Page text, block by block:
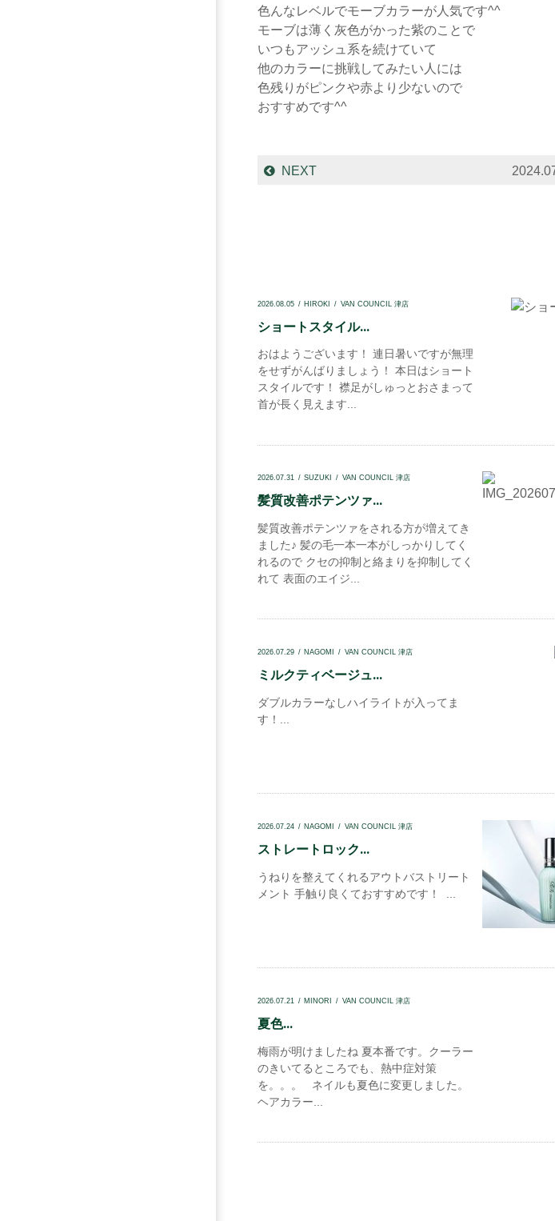
色んなレベルでモーブカラーが人気です^^
モーブは薄く灰色がかった紫のことで
いつもアッシュ系を続けていて
他のカラーに挑戦してみたい人には
色残りがピンクや赤より少ないので
おすすめです^^
NEXT
2026.08.05 HIROKI VAN COUNCIL 津店
ショートスタイル...
おはようございます！ 連日暑いですが無理
をせずがんばりましょう！ 本日はショート
スタイルです！ 襟足がしゅっとおさまって
首が長く見えます...
2026.07.31 SUZUKI VAN COUNCIL 津店
髪質改善ポテンツァ...
髪質改善ポテンツァをされる方が増えてき
ました♪ 髪の毛一本一本がしっかりしてく
れるので クセの抑制と絡まりを抑制してく
れて 表面のエイジ...
2026.07.29 NAGOMI VAN COUNCIL 津店
ミルクティベージュ...
ダブルカラーなしハイライトが入ってま
す！...
2026.07.24 NAGOMI VAN COUNCIL 津店
ストレートロック...
うねりを整えてくれるアウトバストリート
メント 手触り良くておすすめです！ ...
2026.07.21 MINORI VAN COUNCIL 津店
夏色...
梅雨が明けましたね 夏本番です。クーラー
のきいてるところでも、熱中症対策
を。。。 ネイルも夏色に変更しました。
ヘアカラー...